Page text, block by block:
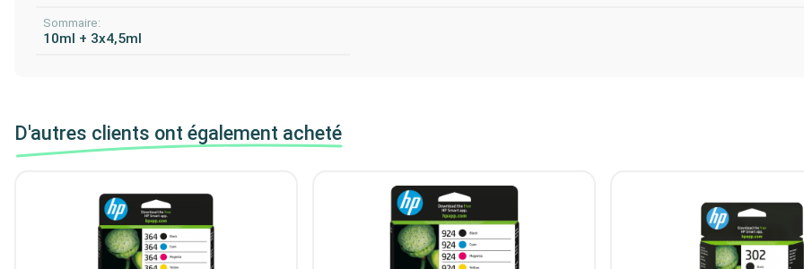
Sommaire:
10ml + 3x4,5ml
D'autres clients ont également acheté